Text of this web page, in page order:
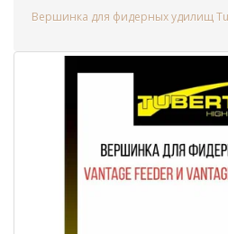
Вершинка для фидерных удилищ